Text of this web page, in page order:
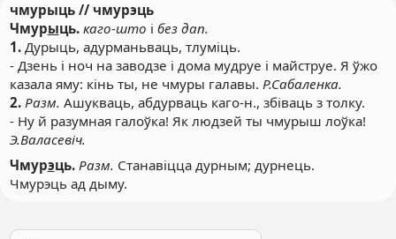
чмурыць // чмурэць
Чмурыць. каго-што і без дап.
1.Дурыць, адурманьваць, тлуміць.
- Дзень і ноч на заводзе і дома мудруе і майструе. Я ўжо
казала яму: кінь ты, не чмуры галавы. Р.Сабаленка.
2. Разм. Ашукваць, абдурваць каго-н., збіваць з толку.
- Ну й разумная галоўка! Як людзей ты чмурыш лоўка!
Э.Валасевіч.
Чмурэць. Разм. Станавіцца дурным; дурнець.
Чмурэць ад дыму.